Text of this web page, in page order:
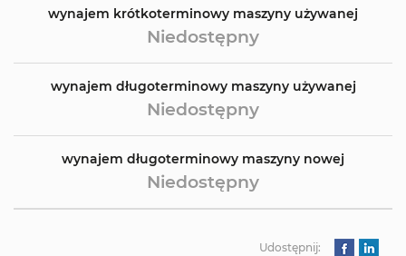
wynajem krótkoterminowy maszyny używanej
Niedostępny
wynajem długoterminowy maszyny używanej
Niedostępny
wynajem długoterminowy maszyny nowej
Niedostępny
Udostępnij: